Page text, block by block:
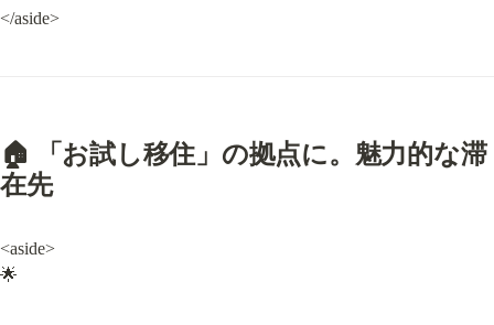
</aside>
🏠 「お試し移住」の拠点に。魅力的な滞
在先
<aside>
🌟